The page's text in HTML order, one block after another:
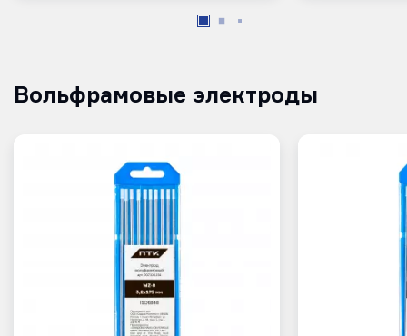
Вольфрамовые электроды